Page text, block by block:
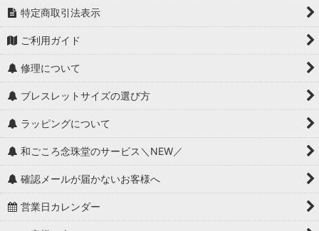
特定商取引法表示
ご利用ガイド
修理について
ブレスレットサイズの選び方
ラッピングについて
和ごころ念珠堂のサービス＼NEW／
確認メールが届かないお客様へ
営業日カレンダー